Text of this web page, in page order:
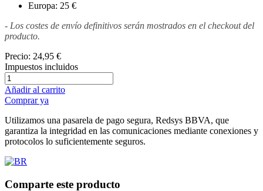
Europa: 25 €
- Los costes de envío definitivos serán mostrados en el checkout del
producto.
Precio: 24,95 €
Impuestos incluidos
Añadir al carrito
Comprar ya
Utilizamos una pasarela de pago segura, Redsys BBVA, que
garantiza la integridad en las comunicaciones mediante conexiones y
protocolos lo suficientemente seguros.
Comparte este producto